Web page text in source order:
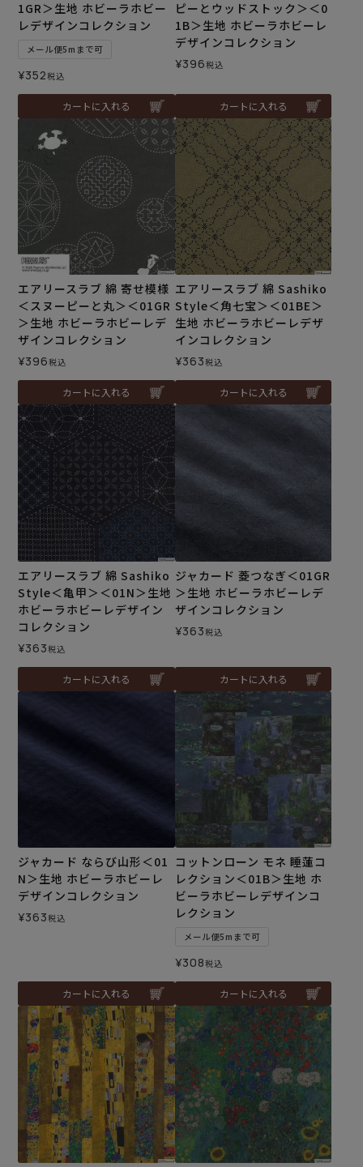
1GR＞生地 ホビーラホビー
レデザインコレクション
メール便5mまで可
¥352税込
カートに入れる
ピーとウッドストック＞＜0
1B＞生地 ホビーラホビーレ
デザインコレクション
¥396税込
カートに入れる
エアリースラブ 綿 寄せ模様
＜スヌーピーと丸＞＜01GR
＞生地 ホビーラホビーレデ
ザインコレクション
¥396税込
カートに入れる
エアリースラブ 綿 Sashiko
Style＜角七宝＞＜01BE＞
生地 ホビーラホビーレデザ
インコレクション
¥363税込
カートに入れる
エアリースラブ 綿 Sashiko
Style＜亀甲＞＜01N＞生地
ホビーラホビーレデザイン
コレクション
¥363税込
カートに入れる
ジャカード 菱つなぎ＜01GR
＞生地 ホビーラホビーレデ
ザインコレクション
¥363税込
カートに入れる
ジャカード ならび山形＜01
N＞生地 ホビーラホビーレ
デザインコレクション
¥363税込
カートに入れる
コットンローン モネ 睡蓮コ
レクション＜01B＞生地 ホ
ビーラホビーレデザインコ
レクション
メール便5mまで可
¥308税込
カートに入れる